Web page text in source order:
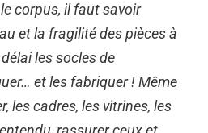
corpus, il faut savoir
et la fragilité des pièces à
les socles de
et les fabriquer ! Même
les cadres, les vitrines, les